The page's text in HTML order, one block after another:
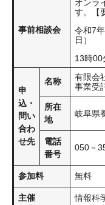
事前相談会
オンラ
す。【
令和7
日）
13時00
申
込・
問い
合わ
せ先
名称
有限会
事業受
所在
地
岐阜県
電話
番号
050－
参加料 無料
主催 情報科